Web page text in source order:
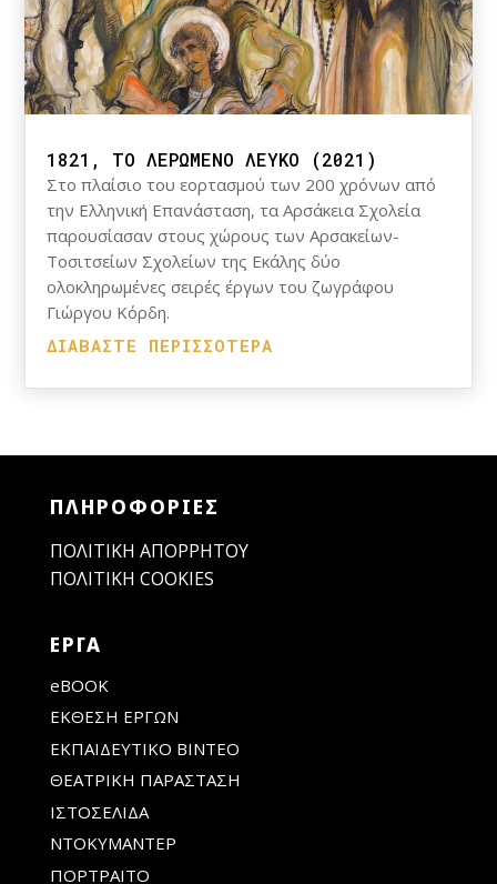
1821, ΤΟ ΛΕΡΩΜΕΝΟ ΛΕΥΚΟ (2021)
Στο πλαίσιο του εορτασμού των 200 χρόνων από
την Ελληνική Επανάσταση, τα Αρσάκεια Σχολεία
παρουσίασαν στους χώρους των Αρσακείων-
Τοσιτσείων Σχολείων της Εκάλης δύο
ολοκληρωμένες σειρές έργων του ζωγράφου
Γιώργου Κόρδη.
ΔΙΑΒΆΣΤΕ ΠΕΡΙΣΣΌΤΕΡΑ
ΠΛΗΡΟΦΟΡΙΕΣ
ΠΟΛΙΤΙΚΉ ΑΠΟΡΡΉΤΟΥ
ΠΟΛΙΤΙΚΉ COOKIES
ΕΡΓΑ
eBOOK
ΕΚΘΕΣΗ ΕΡΓΩΝ
ΕΚΠΑΙΔΕΥΤΙΚΟ ΒΙΝΤΕΟ
ΘΕΑΤΡΙΚΗ ΠΑΡΑΣΤΑΣΗ
ΙΣΤΟΣΕΛΙΔΑ
ΝΤΟΚΥΜΑΝΤΕΡ
ΠΟΡΤΡΑΙΤΟ